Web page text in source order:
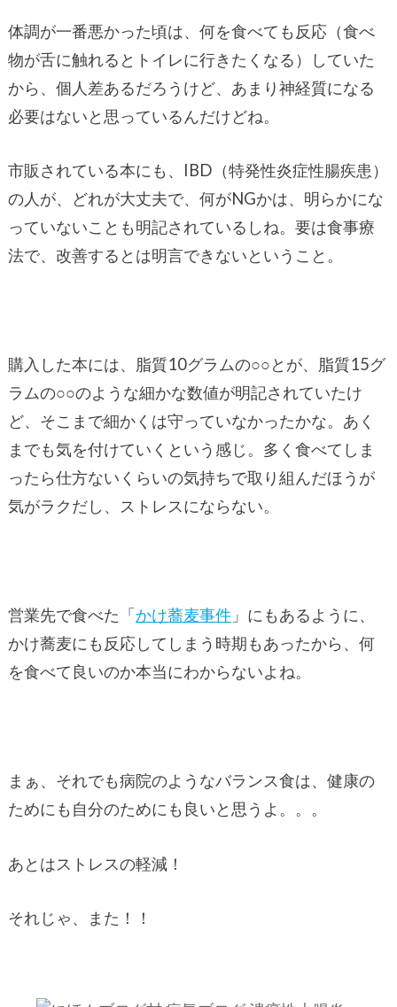
体調が一番悪かった頃は、何を食べても反応（食べ
物が舌に触れるとトイレに行きたくなる）していた
から、個人差あるだろうけど、あまり神経質になる
必要はないと思っているんだけどね。
市販されている本にも、IBD（特発性炎症性腸疾患）
の人が、どれが大丈夫で、何がNGかは、明らかにな
っていないことも明記されているしね。要は食事療
法で、改善するとは明言できないということ。
購入した本には、脂質10グラムの○○とが、脂質15グ
ラムの○○のような細かな数値が明記されていたけ
ど、そこまで細かくは守っていなかったかな。あく
までも気を付けていくという感じ。多く食べてしま
ったら仕方ないくらいの気持ちで取り組んだほうが
気がラクだし、ストレスにならない。
営業先で食べた「かけ蕎麦事件」にもあるように、
かけ蕎麦にも反応してしまう時期もあったから、何
を食べて良いのか本当にわからないよね。
まぁ、それでも病院のようなバランス食は、健康の
ためにも自分のためにも良いと思うよ。。。
あとはストレスの軽減！
それじゃ、また！！